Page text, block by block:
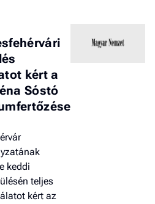
kért a
Sóstó
keddi
teljes
kért az